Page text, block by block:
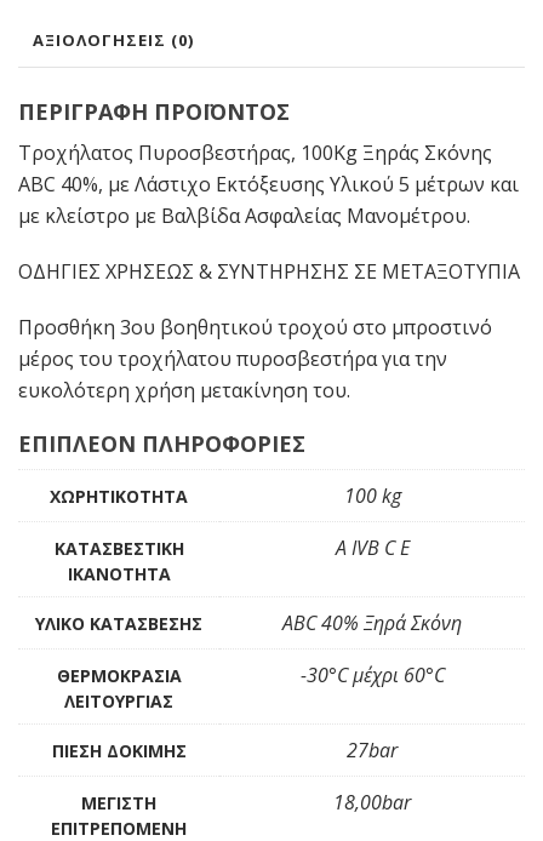
ΑΞΙΟΛΟΓΉΣΕΙΣ (0)
ΠΕΡΙΓΡΑΦΗ ΠΡΟΪΟΝΤΟΣ
Τροχήλατος Πυροσβεστήρας, 100Kg Ξηράς Σκόνης
ABC 40%, με Λάστιχο Εκτόξευσης Υλικού 5 μέτρων και
με κλείστρο με Βαλβίδα Ασφαλείας Μανομέτρου.
ΟΔΗΓΙΕΣ ΧΡΗΣΕΩΣ & ΣΥΝΤΗΡΗΣΗΣ ΣΕ ΜΕΤΑΞΟΤΥΠΙΑ
Προσθήκη 3ου βοηθητικού τροχού στο μπροστινό
μέρος του τροχήλατου πυροσβεστήρα για την
ευκολότερη χρήση μετακίνηση του.
ΕΠΙΠΛΕΟΝ ΠΛΗΡΟΦΟΡΙΕΣ
ΧΩΡΗΤΙΚΌΤΗΤΑ 100 kg
ΚΑΤΑΣΒΕΣΤΙΚΉ
ΙΚΑΝΌΤΗΤΑ
A IVB C E
ΥΛΙΚΌ ΚΑΤΆΣΒΕΣΗΣ ABC 40% Ξηρά Σκόνη
ΘΕΡΜΟΚΡΑΣΊΑ
ΛΕΙΤΟΥΡΓΊΑΣ
-30°C μέχρι 60°C
ΠΊΕΣΗ ΔΟΚΙΜΉΣ 27bar
ΜΈΓΙΣΤΗ
ΕΠΙΤΡΕΠΌΜΕΝΗ
18,00bar